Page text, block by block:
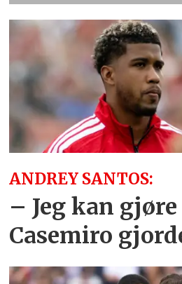
ANDREY SANTOS:
– Jeg kan
Casemiro